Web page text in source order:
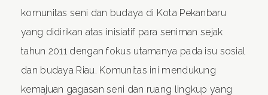
komunitas seni dan budaya di Kota Pekanbaru
yang didirikan atas inisiatif para seniman sejak
tahun 2011 dengan fokus utamanya pada isu sosial
dan budaya Riau. Komunitas ini mendukung
kemajuan gagasan seni dan ruang lingkup yang